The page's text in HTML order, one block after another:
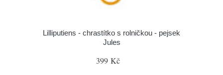
Lilliputiens - chrastítko s rolničkou - pejsek
Jules
399 Kč